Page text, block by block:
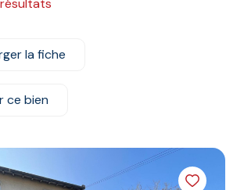
la fiche
ce bien